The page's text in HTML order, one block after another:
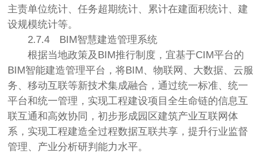
主责单位统计、任务超期统计、累计在建面积统计、建
设规模统计等。
2.7.4 BIM智慧建造管理系统
根据当地政策及BIM推行制度，宜基于CIM平台的
BIM智能建造管理平台，将BIM、物联网、大数据、云服
务、移动互联等新技术集成融合，通过统一标准、统一
平台和统一管理，实现工程建设项目全生命链的信息互
联互通和高效协同，初步形成园区建筑产业互联网体
系，实现工程建造全过程数据互联共享，提升行业监督
管理、产业分析研判能力水平。